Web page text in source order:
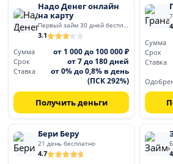
Надо Денег онлайн
на карту
Первый займ 30 дней бесплатно
3.1
Сумма
от 1 000 до 100 000 ₽
Срок от 7 до 180 дней
Ставка
от 0% до 0,8% в день
(ПСК 292%)
Получить деньги
Сумма
Срок
Ставка
Бери Беру
21 день бесплатно
4.7